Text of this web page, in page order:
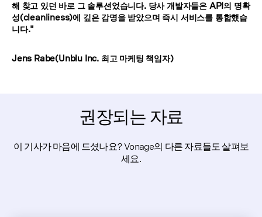
해 찾고 있던 바로 그 솔루션었습니다. 당사 개발자들은 API의 명확
성(cleanliness)에 깊은 감명을 받았으며 즉시 서비스를 통합했습
니다."
Jens Rabe(Unblu Inc. 최고 마케팅 책임자)
권장되는 자료
이 기사가 마음에 드셨나요? Vonage의 다른 자료들도 살펴보
세요.